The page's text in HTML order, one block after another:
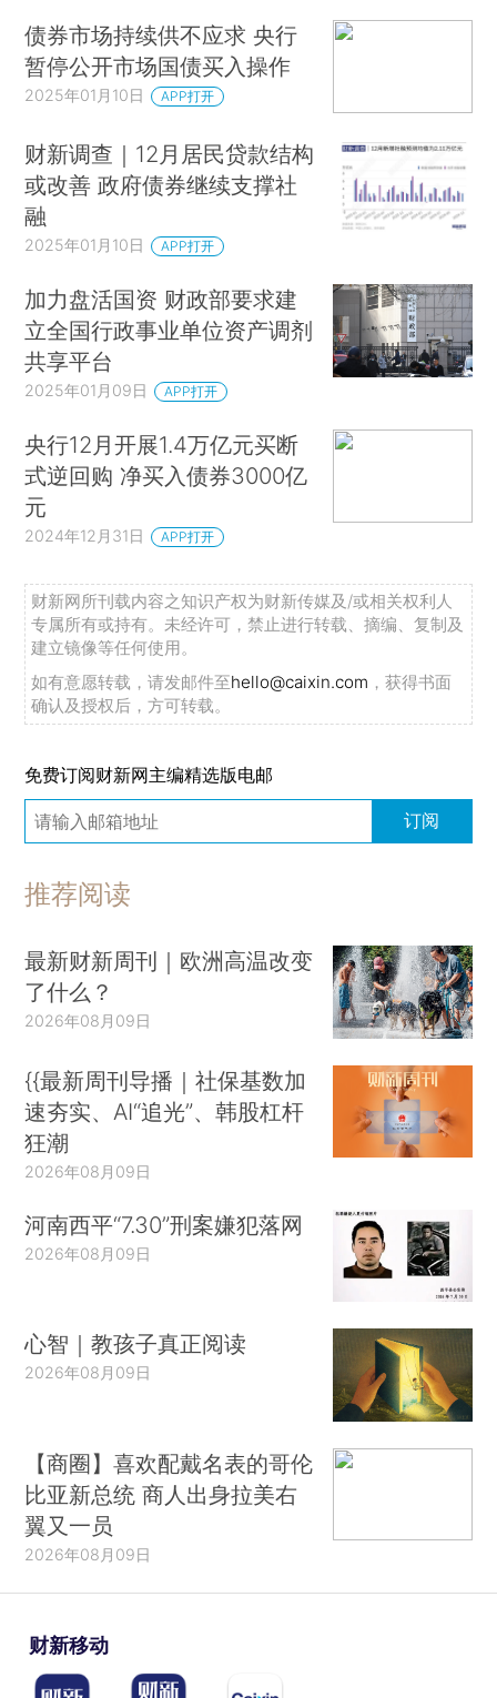
债券市场持续供不应求 央行
暂停公开市场国债买入操作
2025年01月10日 APP打开
财新调查｜12月居民贷款结构
或改善 政府债券继续支撑社
融
2025年01月10日 APP打开
加力盘活国资 财政部要求建
立全国行政事业单位资产调剂
共享平台
2025年01月09日 APP打开
央行12月开展1.4万亿元买断
式逆回购 净买入债券3000亿
元
2024年12月31日 APP打开
财新网所刊载内容之知识产权为财新传媒及/或相关权利人
专属所有或持有。未经许可，禁止进行转载、摘编、复制及
建立镜像等任何使用。
如有意愿转载，请发邮件至hello@caixin.com ，获得书面
确认及授权后，方可转载。
免费订阅财新网主编精选版电邮
订阅
推荐阅读
最新财新周刊｜欧洲高温改变
了什么？
2026年08月09日
{{最新周刊导播｜社保基数加
速夯实、AI“追光”、韩股杠杆
狂潮
2026年08月09日
河南西平“7.30”刑案嫌犯落网
2026年08月09日
心智｜教孩子真正阅读
2026年08月09日
【商圈】喜欢配戴名表的哥伦
比亚新总统 商人出身拉美右
翼又一员
2026年08月09日
财新移动